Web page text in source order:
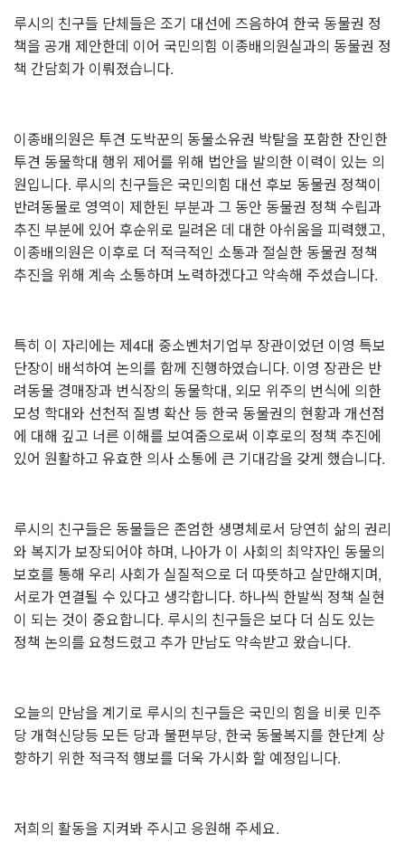
루시의 친구들 단체들은 조기 대선에 즈음하여 한국 동물권 정
책을 공개 제안한데 이어 국민의힘 이종배의원실과의 동물권 정
책 간담회가 이뤄졌습니다.
이종배의원은 투견 도박꾼의 동물소유권 박탈을 포함한 잔인한
투견 동물학대 행위 제어를 위해 법안을 발의한 이력이 있는 의
원입니다. 루시의 친구들은 국민의힘 대선 후보 동물권 정책이
반려동물로 영역이 제한된 부분과 그 동안 동물권 정책 수립과
추진 부분에 있어 후순위로 밀려온 데 대한 아쉬움을 피력했고,
이종배의원은 이후로 더 적극적인 소통과 절실한 동물권 정책
추진을 위해 계속 소통하며 노력하겠다고 약속해 주셨습니다.
특히 이 자리에는 제4대 중소벤처기업부 장관이었던 이영 특보
단장이 배석하여 논의를 함께 진행하였습니다. 이영 장관은 반
려동물 경매장과 번식장의 동물학대, 외모 위주의 번식에 의한
모성 학대와 선천적 질병 확산 등 한국 동물권의 현황과 개선점
에 대해 깊고 너른 이해를 보여줌으로써 이후로의 정책 추진에
있어 원활하고 유효한 의사 소통에 큰 기대감을 갖게 했습니다.
루시의 친구들은 동물들은 존엄한 생명체로서 당연히 삶의 권리
와 복지가 보장되어야 하며, 나아가 이 사회의 최약자인 동물의
보호를 통해 우리 사회가 실질적으로 더 따뜻하고 살만해지며,
서로가 연결될 수 있다고 생각합니다. 하나씩 한발씩 정책 실현
이 되는 것이 중요합니다. 루시의 친구들은 보다 더 심도 있는
정책 논의를 요청드렸고 추가 만남도 약속받고 왔습니다.
오늘의 만남을 계기로 루시의 친구들은 국민의 힘을 비롯 민주
당 개혁신당등 모든 당과 불편부당, 한국 동물복지를 한단계 상
향하기 위한 적극적 행보를 더욱 가시화 할 예정입니다.
저희의 활동을 지켜봐 주시고 응원해 주세요.